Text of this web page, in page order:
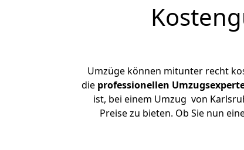
Umzüge können mitunter recht
die professionellen
ist, bei einem Umzug von
Preise zu bieten. Ob Sie nun